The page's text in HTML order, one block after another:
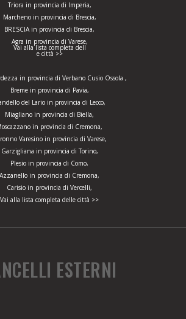
Triora in provincia di Imperia,
Marcheno in provincia di Brescia,
BRESCIA in provincia di Brescia,
Agra in provincia di Varese,
Vai alla lista completa dell
e città >>
in provincia di Verbano Cusio Ossola ,
Breme in provincia di Pavia,
del Lario in provincia di Lecco,
Miagliano in provincia di Biella,
in provincia di Cremona,
Varesino in provincia di Varese,
Garzigliana in provincia di Torino,
Plesio in provincia di Como,
Azzanello in provincia di Cremona,
Carisio in provincia di Vercelli,
Vai alla lista completa delle città >>
ESTERNI